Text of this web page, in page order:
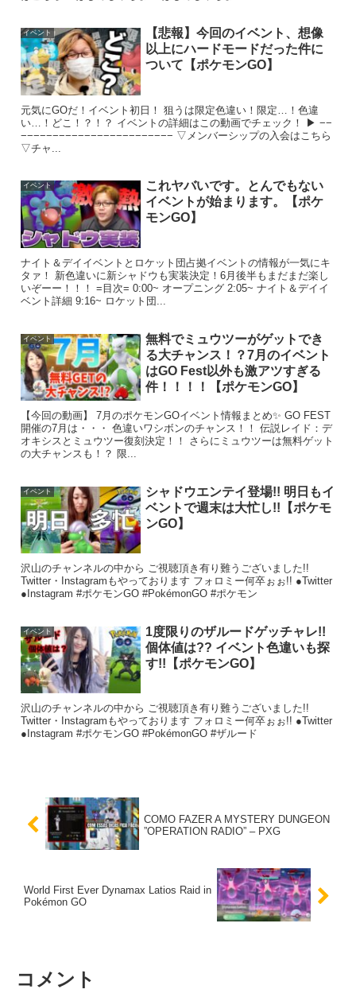
イベント
【悲報】今回のイベント、想像
以上にハードモードだった件に
ついて【ポケモンGO】
元気にGOだ！イベント初日！ 狙うは限定色違い！限定…！色違
い…！どこ！？！？ イベントの詳細はこの動画でチェック！ ▶ −−
−−−−−−−−−−−−−−−−−−−−−−−− ▽メンバーシップの入会はこちら
▽チャ...
イベント
これヤバいです。とんでもない
イベントが始まります。【ポケ
モンGO】
ナイト＆デイイベントとロケット団占拠イベントの情報が一気にキ
タァ！ 新色違いに新シャドウも実装決定！6月後半もまだまだ楽し
いぞーー！！！ =目次= 0:00~ オープニング 2:05~ ナイト＆デイイ
ベント詳細 9:16~ ロケット団...
イベント
無料でミュウツーがゲットでき
る大チャンス！？7月のイベント
はGO Fest以外も激アツすぎる
件！！！！【ポケモンGO】
【今回の動画】 7月のポケモンGOイベント情報まとめ✨ GO FEST
開催の7月は・・・ 色違いワシボンのチャンス！！ 伝説レイド：デ
オキシスとミュウツー復刻決定！！ さらにミュウツーは無料ゲット
の大チャンスも！？ 限...
イベント
シャドウエンテイ登場!! 明日もイ
ベントで週末は大忙し!!【ポケモ
ンGO】
沢山のチャンネルの中から ご視聴頂き有り難うございました!!
Twitter・Instagramもやっております フォロミー何卒ぉぉ!! ●Twitter
●Instagram #ポケモンGO #PokémonGO #ポケモン
イベント
1度限りのザルードゲッチャレ!!
個体値は?? イベント色違いも探
す!!【ポケモンGO】
沢山のチャンネルの中から ご視聴頂き有り難うございました!!
Twitter・Instagramもやっております フォロミー何卒ぉぉ!! ●Twitter
●Instagram #ポケモンGO #PokémonGO #ザルード
COMO FAZER A MYSTERY DUNGEON
”OPERATION RADIO” – PXG
World First Ever Dynamax Latios Raid in
Pokémon GO
コメント